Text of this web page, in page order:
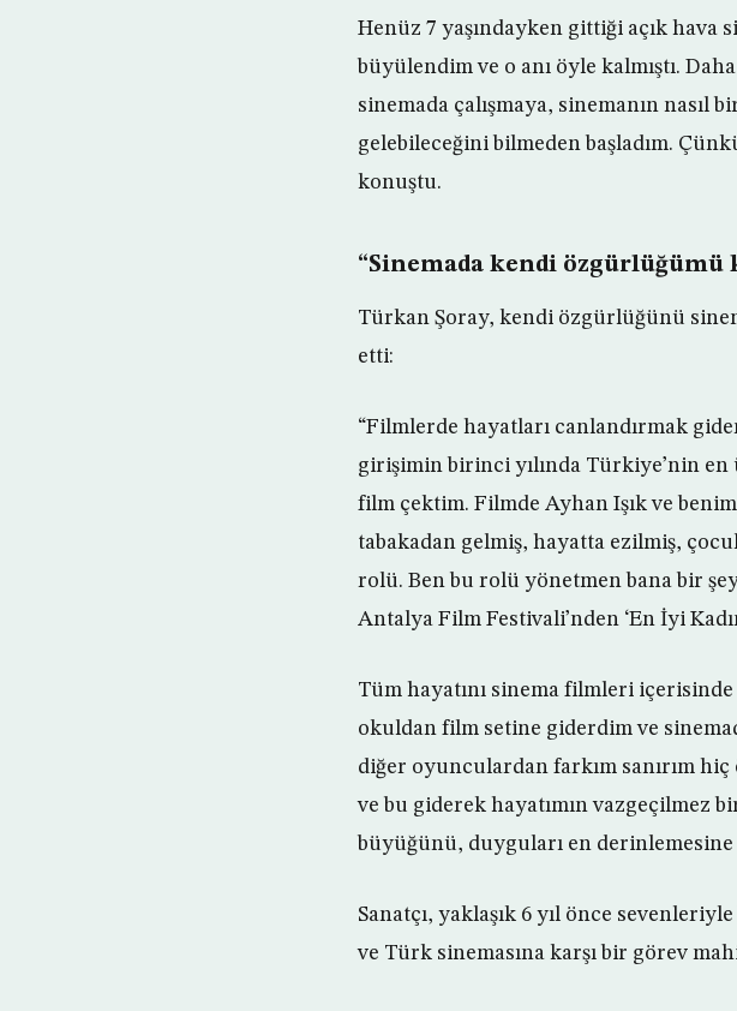
Henüz 7 yaşındayken gittiği açık hava
büyülendim ve o anı öyle kalmıştı.
sinemada çalışmaya, sinemanın
gelebileceğini bilmeden başladım.
konuştu.
“Sinemada kendi özgürlüğümü
Türkan Şoray, kendi özgürlüğünü
etti:
“Filmlerde hayatları canlandırmak
girişimin birinci yılında Türkiye’nin en
film çektim. Filmde Ayhan Işık ve
tabakadan gelmiş, hayatta ezilmiş,
rolü. Ben bu rolü yönetmen bana bir
Antalya Film Festivali’nden ‘En İyi
Tüm hayatını sinema filmleri içerisinde
okuldan film setine giderdim ve
diğer oyunculardan farkım sanırım
ve bu giderek hayatımın vazgeçilmez
büyüğünü, duyguları en
Sanatçı, yaklaşık 6 yıl önce
ve Türk sinemasına karşı bir görev